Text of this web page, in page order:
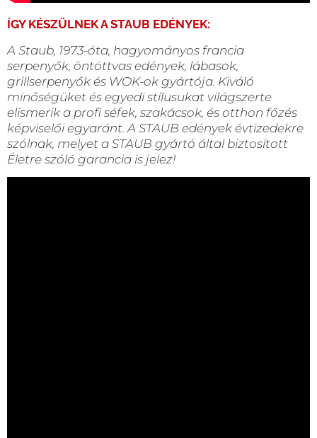
ÍGY KÉSZÜLNEK A STAUB EDÉNYEK:
A Staub, 1973-óta, hagyományos francia
serpenyők, öntöttvas edények, lábasok,
grillserpenyők és WOK-ok gyártója. Kiváló
minőségüket és egyedi stílusukat világszerte
elismerik a profi séfek, szakácsok, és otthon főzés
képviselői egyaránt. A STAUB edények évtizedekre
szólnak, melyet a STAUB gyártó által biztosított
Életre szóló garancia is jelez!